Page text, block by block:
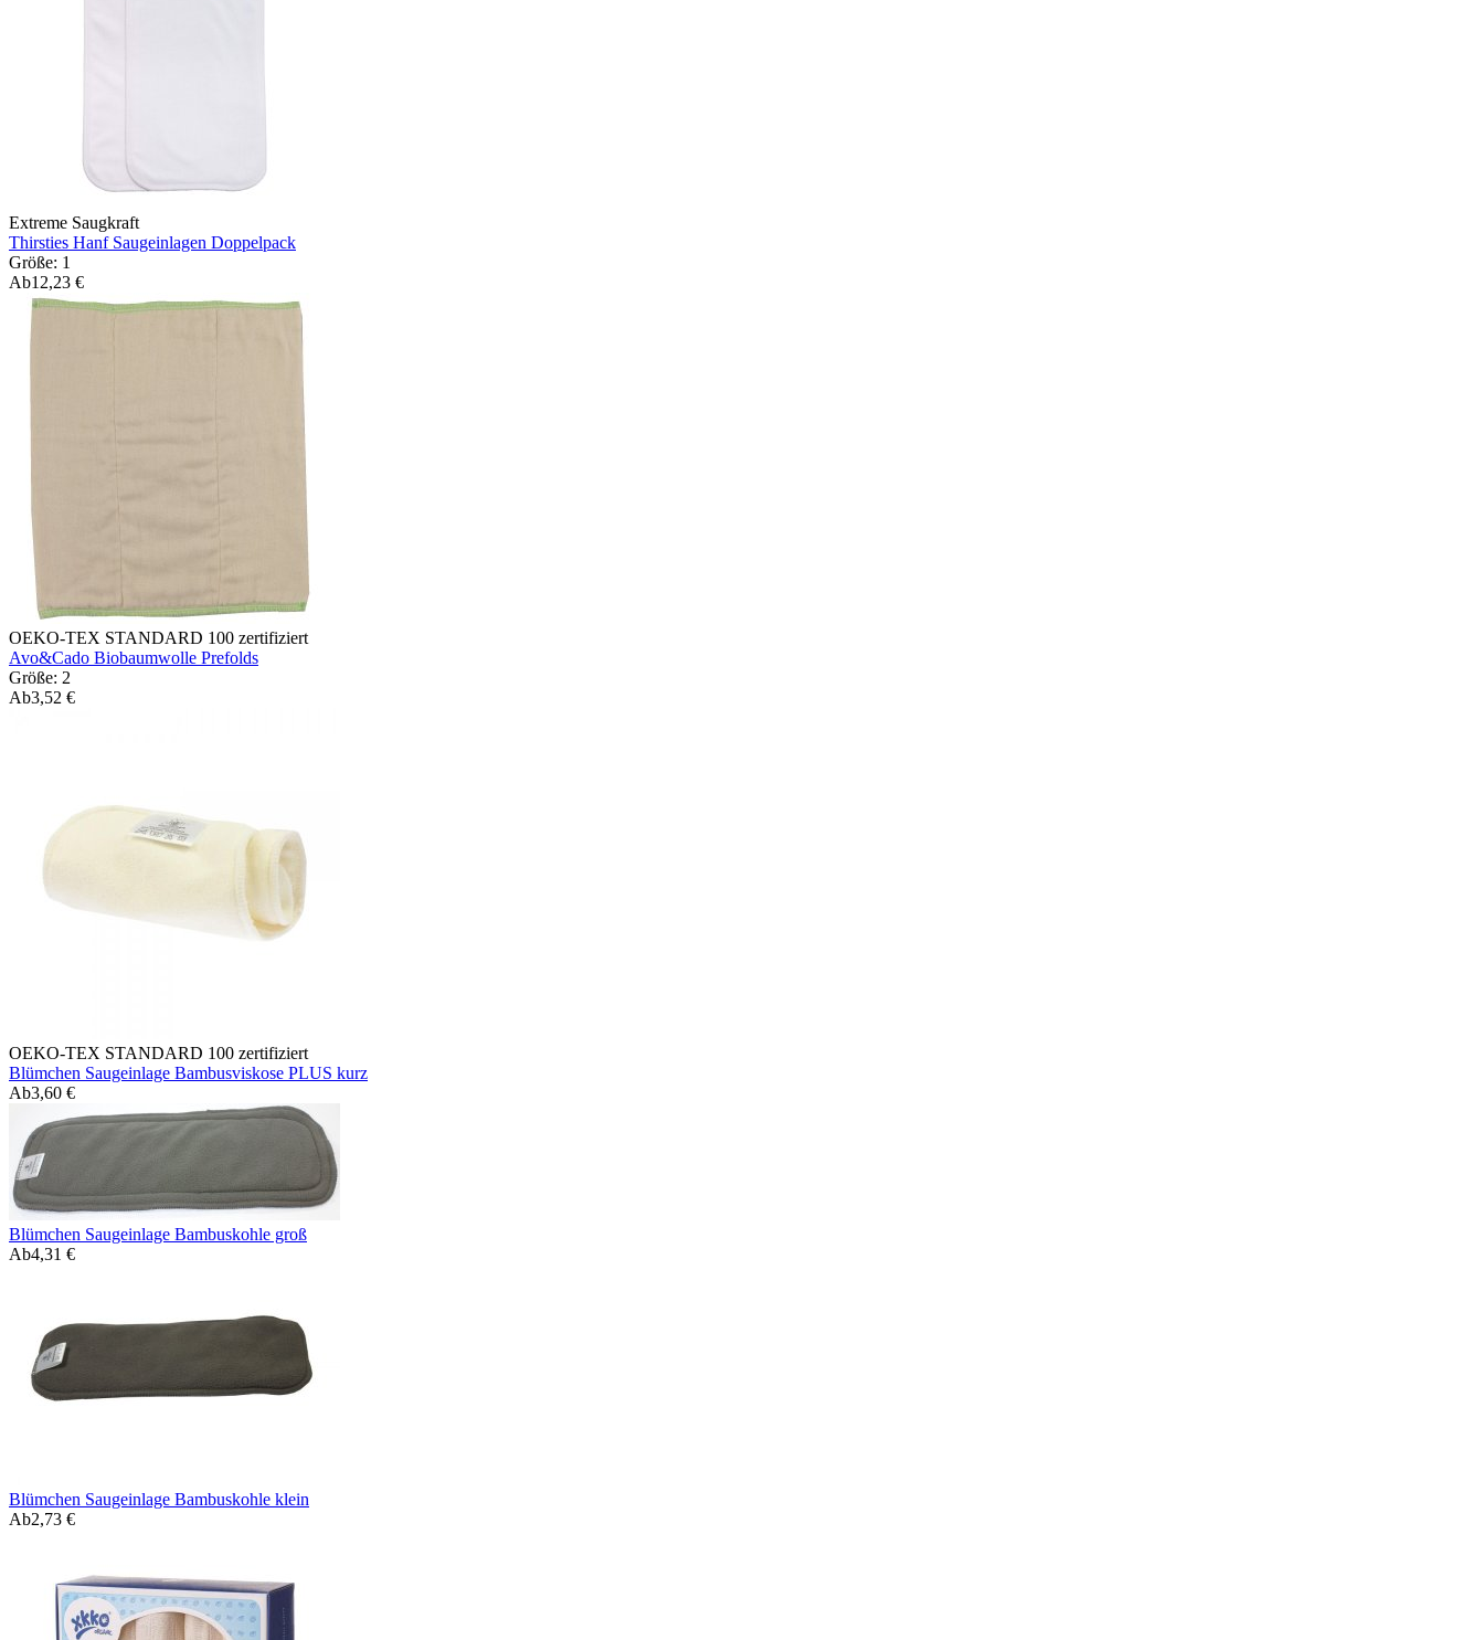
Extreme Saugkraft
Thirsties Hanf Saugeinlagen Doppelpack
Größe: 1
Ab12,23 €
OEKO-TEX STANDARD 100 zertifiziert
Avo&Cado Biobaumwolle Prefolds
Größe: 2
Ab3,52 €
OEKO-TEX STANDARD 100 zertifiziert
Blümchen Saugeinlage Bambusviskose PLUS kurz
Ab3,60 €
Blümchen Saugeinlage Bambuskohle groß
Ab4,31 €
Blümchen Saugeinlage Bambuskohle klein
Ab2,73 €